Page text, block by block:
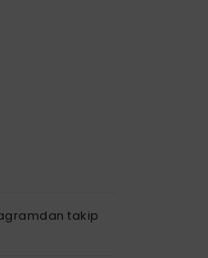
takip